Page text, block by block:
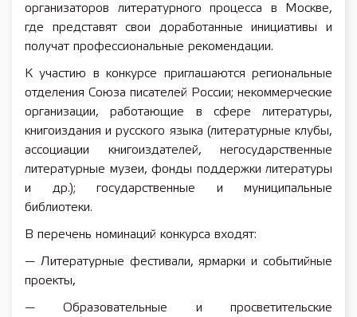
организаторов литературного процесса в Москве,
где представят свои доработанные инициативы и
получат профессиональные рекомендации.
К участию в конкурсе приглашаются региональные
отделения Союза писателей России; некоммерческие
организации, работающие в сфере литературы,
книгоиздания и русского языка (литературные клубы,
ассоциации книгоиздателей, негосударственные
литературные музеи, фонды поддержки литературы
и др.); государственные и муниципальные
библиотеки.
В перечень номинаций конкурса входят:
— Литературные фестивали, ярмарки и событийные
проекты,
— Образовательные и просветительские